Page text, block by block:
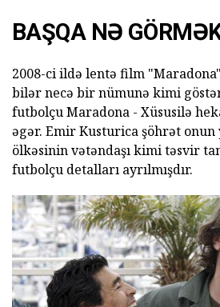
BAŞQA NƏ
2008-ci ildə lentə film
bilər necə bir nümunə kimi
futbolçu Maradona - Xüsusilə
əgər. Emir Kusturica şöhrət onun
ölkəsinin vətəndaşı kimi təsvir
futbolçu detalları ayrılmışdır.